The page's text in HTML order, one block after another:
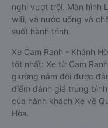
nghi vượt trội. Màn hình
wifi, và nước uống và
suốt hành trình.
Xe Cam Ranh - Khánh
tốt nhất: Xe từ Cam
giường nằm đôi được
điểm đánh giá trung
của hành khách Xe về
Hòa.